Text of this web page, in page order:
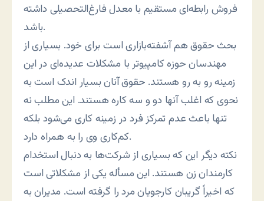
فروش رابطه‌ای مستقیم با معدل فارغ‌التحصیلی داشته
باشد.
بحث حقوق هم آشفته‌بازاری است برای خود. بسیاری از
مهندسان حوزه کامپیوتر با مشکلات عدیده‌ای در این
زمینه رو به رو هستند. حقوق آنان بسیار اندک است به
نحوی که اغلب آنها دو و سه کاره هستند. این مطلب نه
تنها باعث عدم تمرکز فرد در زمینه کاری می‌شود بلکه
کم‌کاری وی را به همراه دارد.
نکته دیگر این که بسیاری از شرکت‌ها به دنبال استخدام
کارمندان زن هستند. این مسأله یکی از مشکلاتی است
که اخیراً گریبان کارجویان مرد را گرفته است. مدیران به